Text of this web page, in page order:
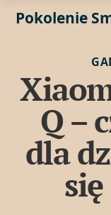
Pokolenie
Q –
dla